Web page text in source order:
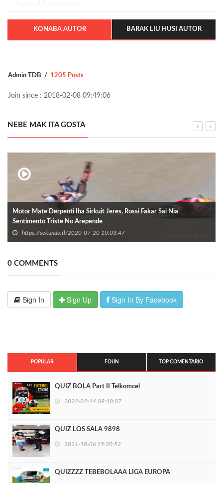
KONABA AUTOR BARAK LIU HUSI AUTOR
Admin TDB 1205 Posts
Join since : 2018-02-08 09:49:06
NEBE MAK ITA GOSTA
Motor Mate Derpenti Iha Sirkuit Jeres, Rossi Fakar Sai Nia
Sentimento Triste No Arepende
https://sekundo.tl/2020-07-20 10:03:47
0 COMMENTS
Sign In Sign Up Sign In By Facebook
POPULAR FOUN TOP COMENTARIO
QUIZ BOLA Part II Telkomcel
2022-02-14 09:48:07
QUIZ LOS SALA 9898
2021-10-06 15:20:52
QUIZZZZ TEBEBOLAAA LIGA EUROPA